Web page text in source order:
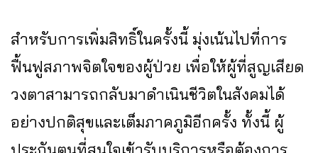
สำหรับการเพิ่มสิทธิ์ในครั้งนี้ มุ่งเน้นไปที่การ
ฟื้นฟูสภาพจิตใจของผู้ป่วย เพื่อให้ผู้ที่สูญเสียด
วงตาสามารถกลับมาดำเนินชีวิตในสังคมได้
อย่างปกติสุขและเต็มภาคภูมิอีกครั้ง ทั้งนี้ ผู้